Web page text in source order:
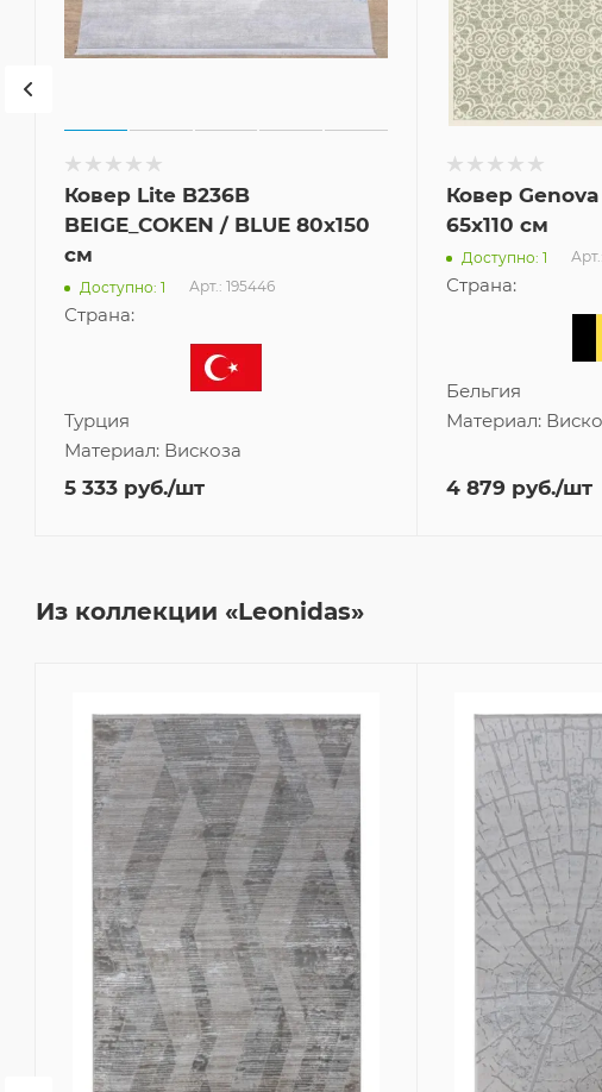
Ковер Lite B236B
BEIGE_COKEN / BLUE 80x150
см
Доступно: 1 Арт.: 195446
Страна:
Турция
Материал: Вискоза
5 333 руб./шт
Ковер
65x110 см
Доступно: 1
Страна:
Бельгия
Материал:
4 879 руб./шт
Из коллекции «Leonidas»